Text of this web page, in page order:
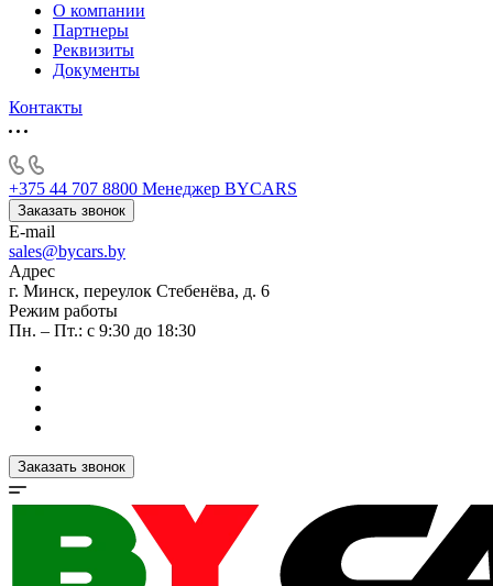
О компании
Партнеры
Реквизиты
Документы
Контакты
+375 44 707 8800 Менеджер BYCARS
Заказать звонок
E-mail
sales@bycars.by
Адрес
г. Минск, переулок Стебенёва, д. 6
Режим работы
Пн. – Пт.: с 9:30 до 18:30
Заказать звонок